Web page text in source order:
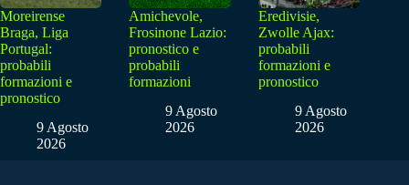
Moreirense
Braga, Liga
Portugal:
probabili
formazioni e
pronostico
9 Agosto
2026
Amichevole,
Frosinone Lazio:
pronostico e
probabili
formazioni
9 Agosto
2026
Eredivisie,
Zwolle Ajax:
probabili
formazioni e
pronostico
9 Agosto
2026